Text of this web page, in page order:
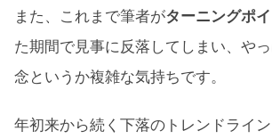
また、これまで筆者がターニングポ
た期間で見事に反落してしまい、や
念というか複雑な気持ちです。
年初来から続く下落のトレンドライ